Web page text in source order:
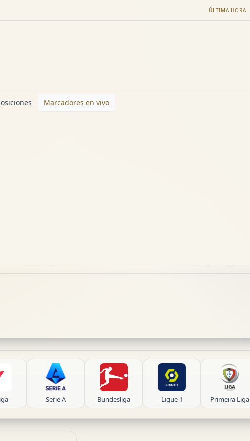
ÚLTIMA HORA
Marcadores en vivo
Serie A Bundesliga Ligue 1 Primeira Liga